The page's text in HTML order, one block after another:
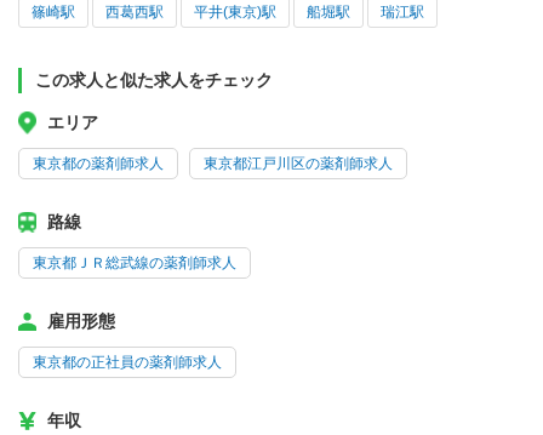
篠崎駅 西葛西駅 平井(東京)駅 船堀駅 瑞江駅
この求人と似た求人をチェック
エリア
東京都の薬剤師求人 東京都江戸川区の薬剤師求人
路線
東京都ＪＲ総武線の薬剤師求人
雇用形態
東京都の正社員の薬剤師求人
年収